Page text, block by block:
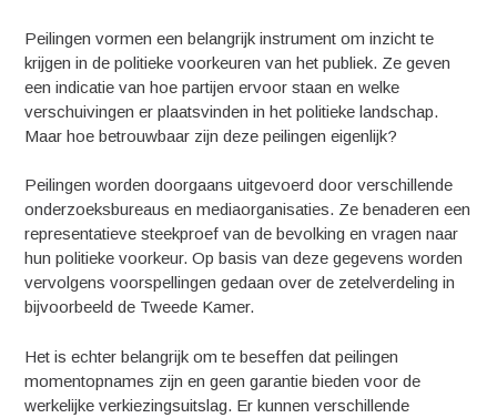
Peilingen vormen een belangrijk instrument om inzicht te
krijgen in de politieke voorkeuren van het publiek. Ze geven
een indicatie van hoe partijen ervoor staan en welke
verschuivingen er plaatsvinden in het politieke landschap.
Maar hoe betrouwbaar zijn deze peilingen eigenlijk?
Peilingen worden doorgaans uitgevoerd door verschillende
onderzoeksbureaus en mediaorganisaties. Ze benaderen een
representatieve steekproef van de bevolking en vragen naar
hun politieke voorkeur. Op basis van deze gegevens worden
vervolgens voorspellingen gedaan over de zetelverdeling in
bijvoorbeeld de Tweede Kamer.
Het is echter belangrijk om te beseffen dat peilingen
momentopnames zijn en geen garantie bieden voor de
werkelijke verkiezingsuitslag. Er kunnen verschillende